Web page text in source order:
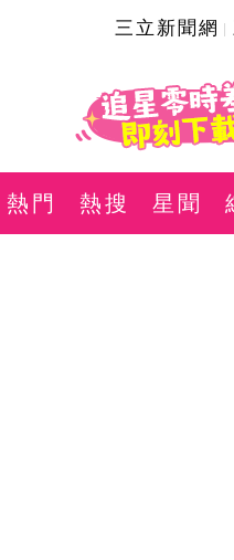
三立新聞網
熱門 熱搜 星聞